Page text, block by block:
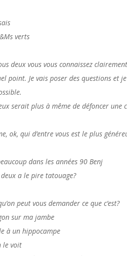
verts
deux vous vous connaissez
point. Je vais poser des questions et
serait plus à même de défoncer une
ok, qui d’entre vous est le plus
dans les années 90 Benj
a le pire tatouage?
peut vous demander ce que c’est?
sur ma jambe
à un hippocampe
le voit